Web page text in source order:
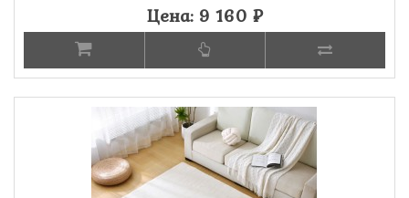
Цена: 9 160 ₽